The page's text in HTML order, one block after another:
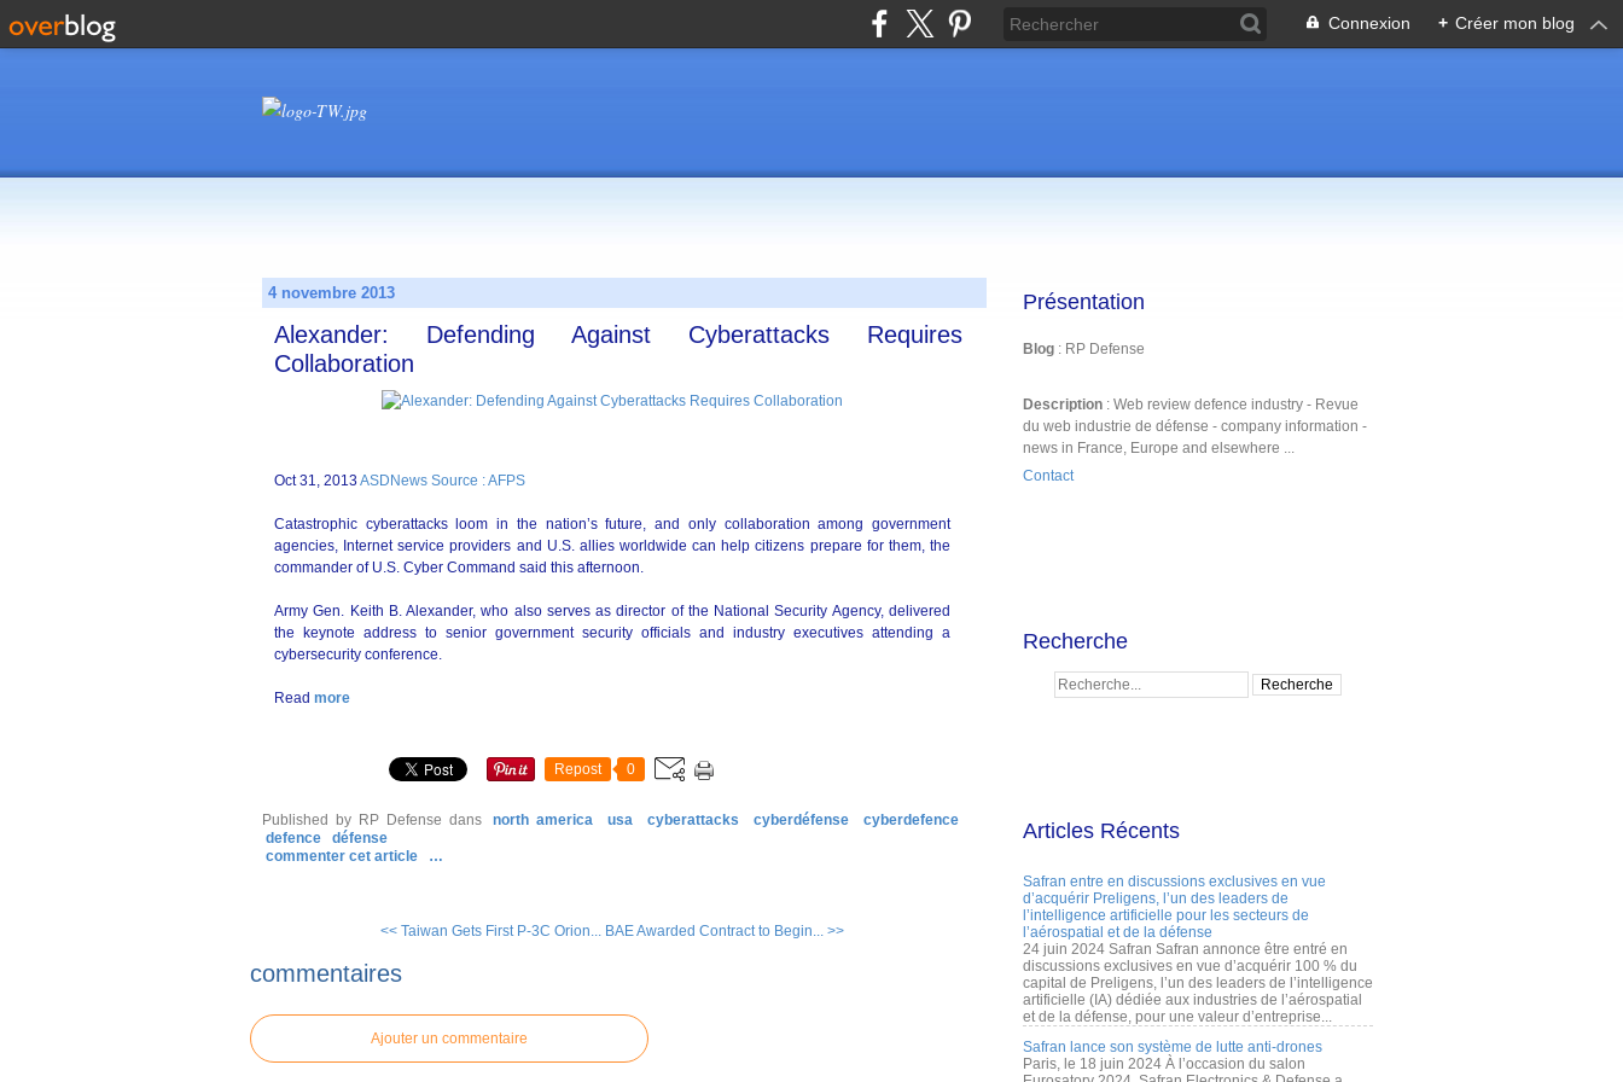
Connexion + Créer mon blog
4 novembre 2013
Alexander: Defending Against Cyberattacks Requires
Collaboration
Oct 31, 2013 ASDNews Source : AFPS
Catastrophic cyberattacks loom in the nation’s future, and only collaboration among government
agencies, Internet service providers and U.S. allies worldwide can help citizens prepare for them, the
commander of U.S. Cyber Command said this afternoon.
Army Gen. Keith B. Alexander, who also serves as director of the National Security Agency, delivered
the keynote address to senior government security officials and industry executives attending a
cybersecurity conference.
Read more
Repost 0
Published by RP Defense dans north america usa cyberattacks cyberdéfense
cyberdefence
defence
défense
commenter cet article
…
<< Taiwan Gets First P-3C Orion... BAE Awarded Contract to Begin... >>
commentaires
Ajouter un commentaire
Présentation
Blog : RP Defense
Description : Web review defence industry - Revue
du web industrie de défense - company information -
news in France, Europe and elsewhere ...
Contact
Recherche
Articles Récents
Safran entre en discussions exclusives en vue
d’acquérir Preligens, l’un des leaders de
l’intelligence artificielle pour les secteurs de
l’aérospatial et de la défense
24 juin 2024 Safran Safran annonce être entré en
discussions exclusives en vue d’acquérir 100 % du
capital de Preligens, l’un des leaders de l’intelligence
artificielle (IA) dédiée aux industries de l’aérospatial
et de la défense, pour une valeur d’entreprise...
Safran lance son système de lutte anti-drones
Paris, le 18 juin 2024 À l’occasion du salon